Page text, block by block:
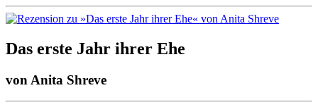
Das erste Jahr ihrer Ehe
von Anita Shreve